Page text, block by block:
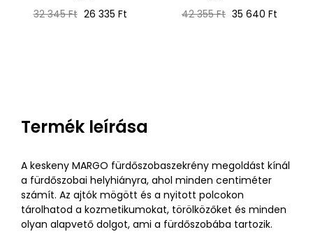
Normál
32 345 Ft Ár
26 335 Ft
Normál
42 355 Ft Ár
35 640 Ft
Termék leírása
A keskeny MARGO fürdőszobaszekrény megoldást kínál
a fürdőszobai helyhiányra, ahol minden centiméter
számít. Az ajtók mögött és a nyitott polcokon
tárolhatod a kozmetikumokat, törölközőket és minden
olyan alapvető dolgot, ami a fürdőszobába tartozik.